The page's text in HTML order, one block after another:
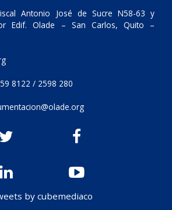
Antonio José de Sucre N58-63 y
Edif. Olade – San Carlos, Quito –
8122 / 2598 280
by cubemediaco